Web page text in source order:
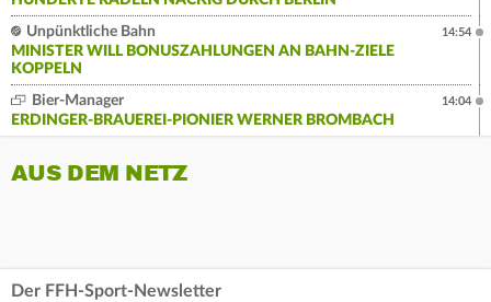
Unpünktliche Bahn
MINISTER WILL BONUSZAHLUNGEN AN BAHN-ZIELE
KOPPELN
14:54
Bier-Manager
ERDINGER-BRAUEREI-PIONIER WERNER BROMBACH
14:04
AUS DEM NETZ
Der FFH-Sport-Newsletter